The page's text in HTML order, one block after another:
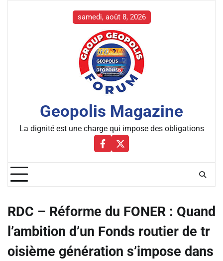
samedi, août 8, 2026
Geopolis Magazine
La dignité est une charge qui impose des obligations
Facebbok
X
RDC – Réforme du FONER : Quand
l’ambition d’un Fonds routier de tr
oisième génération s’impose dans